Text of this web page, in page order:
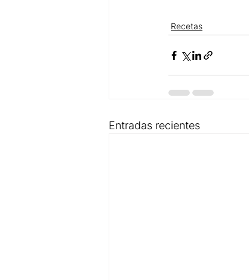
Recetas
Entradas recientes